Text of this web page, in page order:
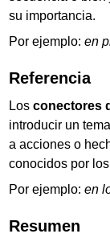
su importancia.
Por ejemplo:en
Referencia
Losconectores
introducir un
a acciones o
conocidos por
Por ejemplo:en
Resumen